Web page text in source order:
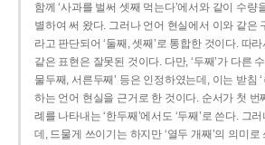
함께 ‘사과를 벌써 셋째 먹는다’에서와 같이 수량
별하여 써 왔다. 그러나 언어 현실에서 이와 같은
라고 판단되어 ‘둘째, 셋째’로 통합한 것이다. 따라
같은 표현은 잘못된 것이다. 다만, ‘두째’가 다른
물두째, 서른두째’ 등은 인정하였는데, 이는 받침
하는 언어 현실을 근거로 한 것이다. 순서가 첫 번
례를 나타내는 ‘한두째’에서도 ‘두째’로 쓴다. 그
데, 드물게 쓰이기는 하지만 ‘열두 개째’의 의미로